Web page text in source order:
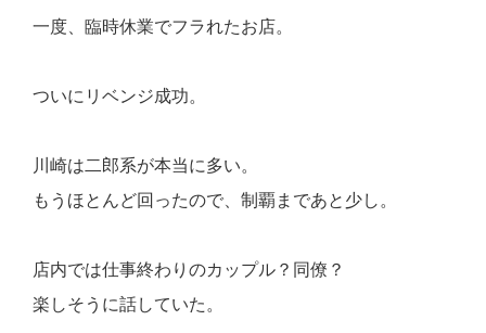
一度、臨時休業でフラれたお店。
ついにリベンジ成功。
川崎は二郎系が本当に多い。
もうほとんど回ったので、制覇まであと少し。
店内では仕事終わりのカップル？同僚？
楽しそうに話していた。